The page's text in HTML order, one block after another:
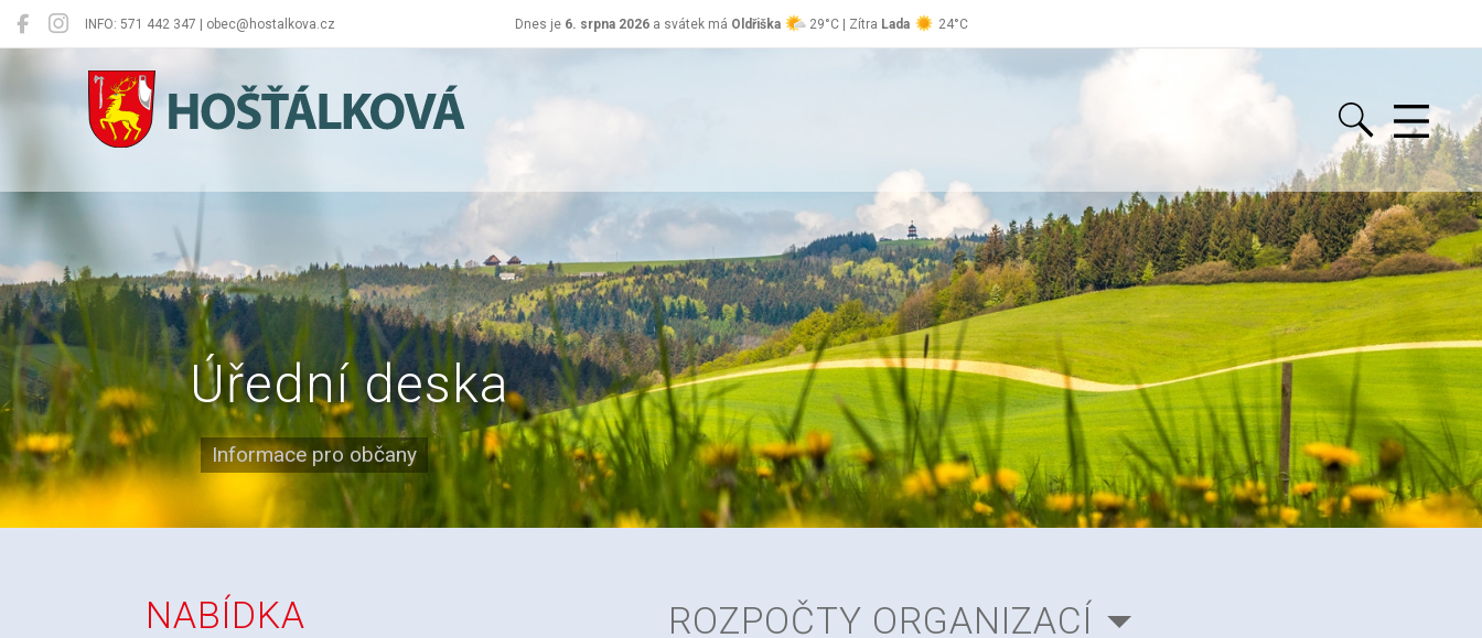
INFO: 571 442 347 | obec@hostalkova.cz Dnes je 6. srpna 2026a svátek má Oldřiška 29°C | Zítra Lada 24°C
Hošťálková
Úřední deska
Informace pro občany
NABÍDKA ROZPOČTY ORGANIZACÍ